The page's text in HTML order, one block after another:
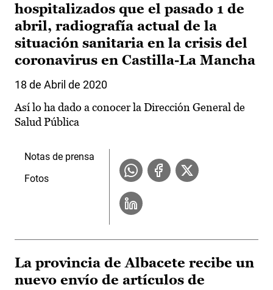
hospitalizados que el pasado 1 de
abril, radiografía actual de la
situación sanitaria en la crisis del
coronavirus en Castilla-La Mancha
18 de Abril de 2020
Así lo ha dado a conocer la Dirección General de
Salud Pública
Notas de prensa
Fotos
La provincia de Albacete recibe un
nuevo envío de artículos de